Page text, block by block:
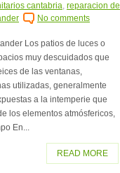
cantabria, reparacion de
No comments
Los patios de luces o
muy descuidados que
de las ventanas,
utilizadas, generalmente
a la intemperie que
los elementos atmósfericos,
En...
READ MORE